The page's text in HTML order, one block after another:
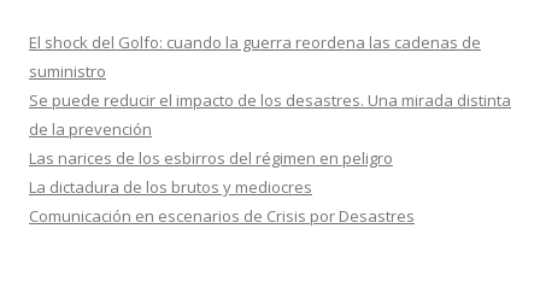
rEl shock del Golfo: cuando la guerra reordena las cadenas de
suministro
Se puede reducir el impacto de los desastres. Una mirada distinta
de la prevención
Las narices de los esbirros del régimen en peligro
La dictadura de los brutos y mediocres
Comunicación en escenarios de Crisis por Desastres